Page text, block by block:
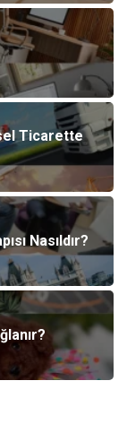
Ticarette
Nasıldır?